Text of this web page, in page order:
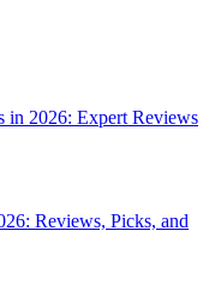
in 2026: Expert Reviews
Reviews, Picks, and